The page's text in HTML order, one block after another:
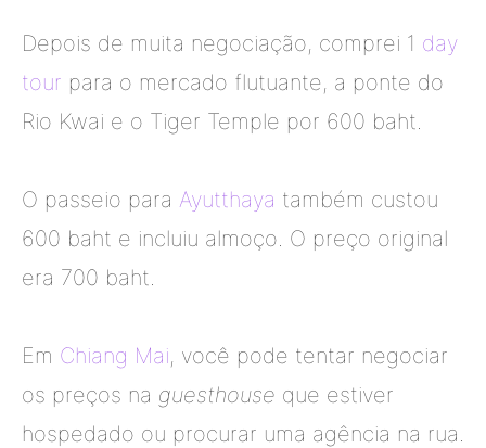
Depois de muita negociação, comprei 1 day
tour para o mercado flutuante, a ponte do
Rio Kwai e o Tiger Temple por 600 baht.
O passeio para Ayutthaya também custou
600 baht e incluiu almoço. O preço original
era 700 baht.
Em Chiang Mai, você pode tentar negociar
os preços na guesthouse que estiver
hospedado ou procurar uma agência na rua.